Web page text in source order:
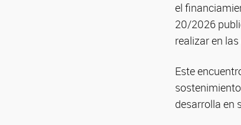
el
20/2026
realizar en
Este
desarrolla en